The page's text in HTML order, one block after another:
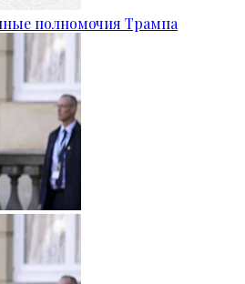
полномочия Трампа